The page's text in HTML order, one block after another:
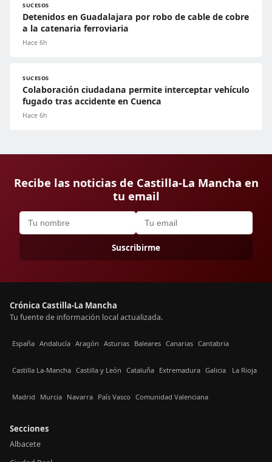
SUCESOS
Detenidos en Guadalajara por robo de cable de cobre
a la catenaria ferroviaria
Hace 6h
SUCESOS
Colaboración ciudadana permite interceptar vehículo
fugado tras accidente en Cuenca
Hace 6h
Recibe las noticias de Castilla-La Mancha en
tu email
Suscribirme
Crónica Castilla-La Mancha
Tu fuente de información local actualizada.
España Andalucía Aragón Asturias Baleares Canarias Cantabria
Castilla La-Mancha Castilla y León Cataluña Extremadura Galicia La Rioja
Madrid Murcia Navarra País Vasco Comunidad Valenciana
Secciones
Albacete